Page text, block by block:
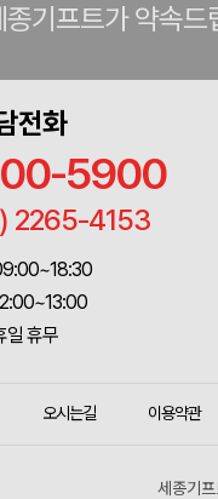
기프트가 약속드
전화
5900
2265-4153
일 휴무
오시는길 이용약관
세종기